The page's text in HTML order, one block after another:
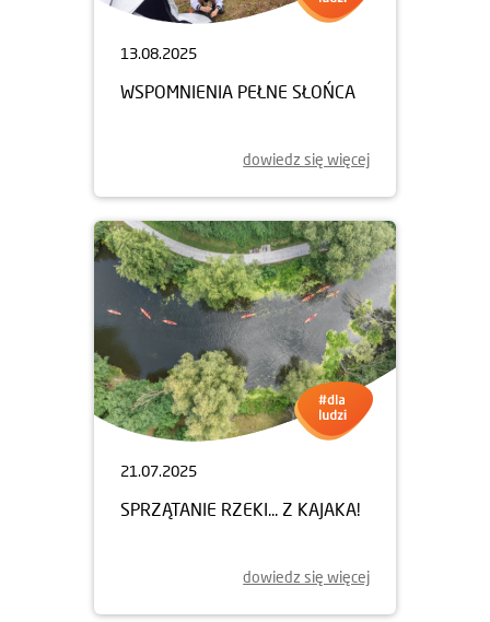
13.08.2025
WSPOMNIENIA PEŁNE SŁOŃCA
dowiedz się więcej
21.07.2025
SPRZĄTANIE RZEKI... Z KAJAKA!
dowiedz się więcej